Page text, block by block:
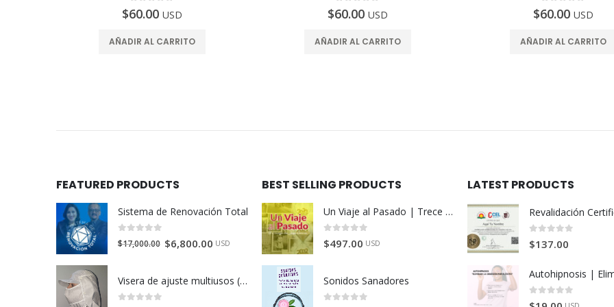
0de 5
$60.00 USD
AÑADIR AL CARRITO
0de 5
$60.00 USD
AÑADIR AL CARRITO
0de 5
$60.00 USD
AÑADIR AL CARRITO
FEATURED PRODUCTS
Sistema de Renovación Total
0
$17,000.00 $6,800.00 USD
Visera de ajuste multiusos (4 piezas) - Beige. Disponible en México, Colombia, USA, Perú y España
BEST SELLING PRODUCTS
Un Viaje al Pasado | Trece semanas de reconversión
0
$497.00 USD
Sonidos Sanadores
LATEST PRODUCTS
0
$137.00
0